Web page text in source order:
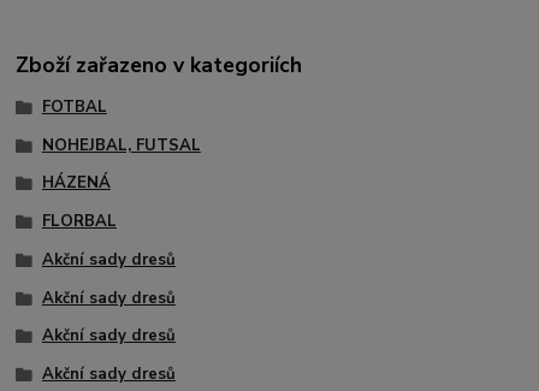
Zboží zařazeno v kategoriích
FOTBAL
NOHEJBAL, FUTSAL
HÁZENÁ
FLORBAL
Akční sady dresů
Akční sady dresů
Akční sady dresů
Akční sady dresů